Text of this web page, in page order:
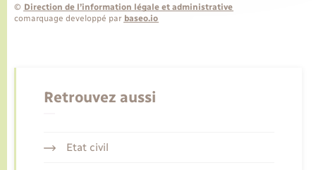
© Direction de l’information légale et administrative
comarquage developpé par baseo.io
Retrouvez aussi
Etat civil